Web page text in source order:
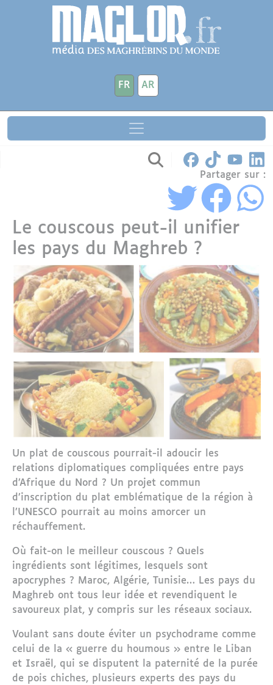
Aller au contenu principal
FR AR
Partager sur :
Le couscous peut-il unifier
les pays du Maghreb ?
Un plat de couscous pourrait-il adoucir les
relations diplomatiques compliquées entre pays
d’Afrique du Nord ? Un projet commun
d’inscription du plat emblématique de la région à
l’UNESCO pourrait au moins amorcer un
réchauffement.
Où fait-on le meilleur couscous ? Quels
ingrédients sont légitimes, lesquels sont
apocryphes ? Maroc, Algérie, Tunisie… Les pays du
Maghreb ont tous leur idée et revendiquent le
savoureux plat, y compris sur les réseaux sociaux.
Voulant sans doute éviter un psychodrame comme
celui de la « guerre du houmous » entre le Liban
et Israël, qui se disputent la paternité de la purée
de pois chiches, plusieurs experts des pays du
Panneau de gestion des cookies